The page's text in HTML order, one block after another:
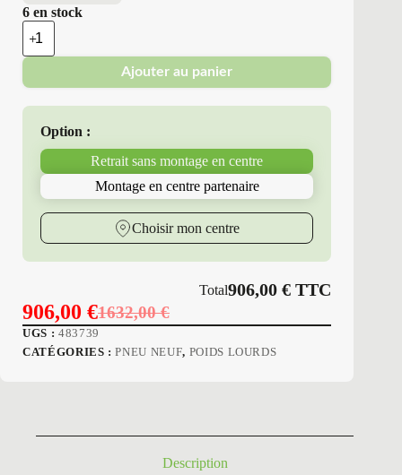
6 en stock
quantité
de
Michelin
Pneus
Neufs
160
MULTI
Ajouter au panier
Option :
Retrait sans montage en centre
Montage en centre partenaire
Choisir mon centre
Total906,00€ TTC
1632,00€
Le
prix
906,00 €Le
prix
UGS : 483739
CATÉGORIES :PNEU NEUF, POIDS LOURDS
Description